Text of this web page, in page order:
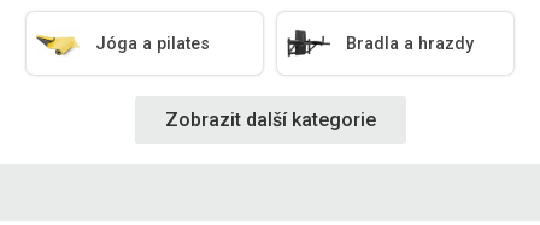
Jóga a pilates Bradla a hrazdy
Zobrazit další kategorie